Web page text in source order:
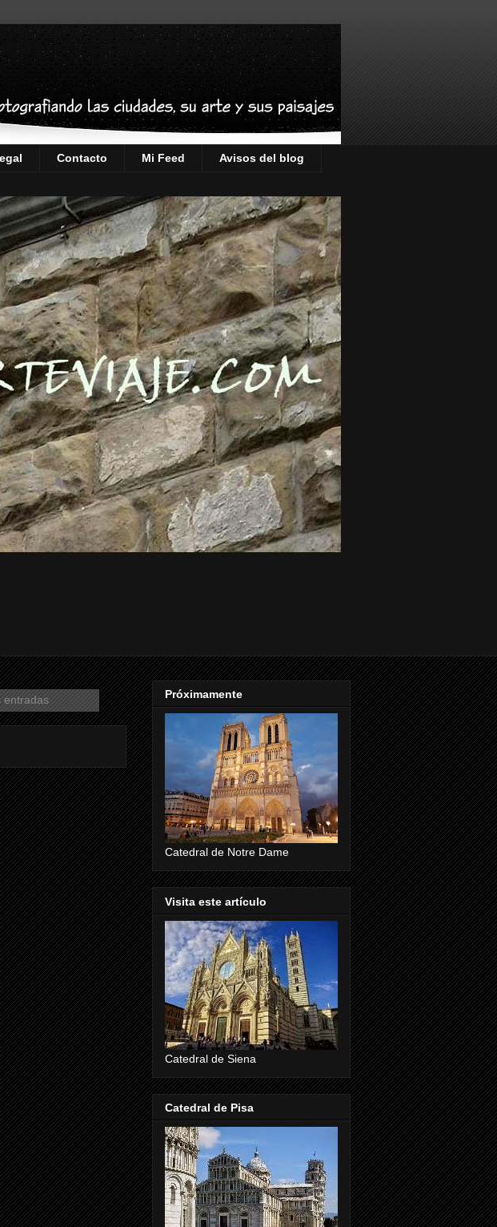
Contacto Mi Feed Avisos del blog
entradas Próximamente
Catedral de Notre Dame
Visita este artículo
Catedral de Siena
Catedral de Pisa